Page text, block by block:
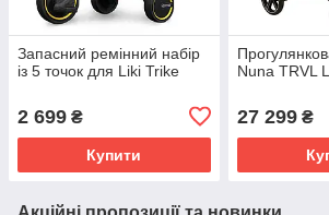
Запасний ремінний набір
із 5 точок для Liki Trike
2 699 ₴
Купити
Nuna TRVL
27 299₴